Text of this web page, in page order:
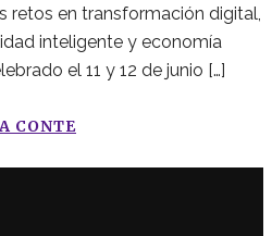
retos en transformación digital,
inteligente y economía
el 11 y 12 de junio […]
CONTE